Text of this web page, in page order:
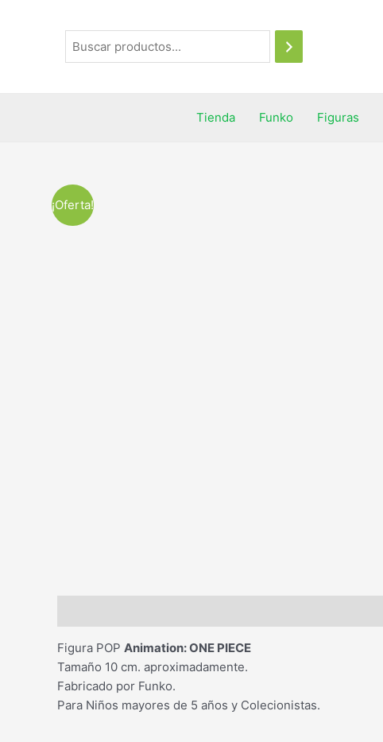
Tienda Funko Figuras
¡Oferta!
Figura POP Animation: ONE PIECE
Tamaño 10 cm. aproximadamente.
Fabricado por Funko.
Para Niños mayores de 5 años y Colecionistas.